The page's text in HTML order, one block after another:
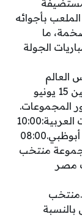
2026، ويتميز الملعب بأجوائه
ما
الجولة
العالم
2026تنطلق مباراة مصر وبلجيكا اليوم الاثنين 15 يونيو
موعد مباراة مصر وبلجيكا حسب التوقيتات العربية:10:00
مساءً بتوقيت القاهرة.11:00 مساءً بتوقيت أبوظبي.08:00
منتخب
منتخب مصر
بالنسبة